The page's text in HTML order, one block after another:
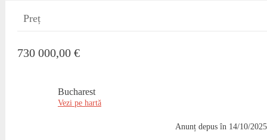
Preț
730 000,00 €
Bucharest
Vezi pe hartă
Anunț depus în 14/10/2025